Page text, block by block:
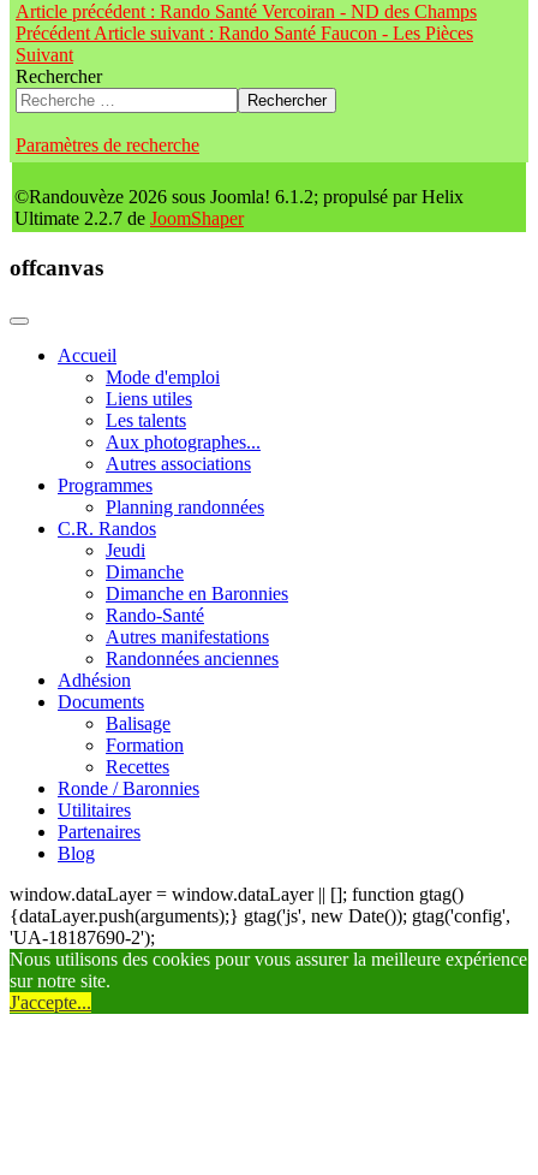
Article précédent : Rando Santé Vercoiran - ND des Champs
Précédent Article suivant : Rando Santé Faucon - Les Pièces
Suivant
Rechercher
Rechercher
Paramètres de recherche
©Randouvèze 2026 sous Joomla! 6.1.2; propulsé par Helix
Ultimate 2.2.7 de JoomShaper
offcanvas
Accueil
Mode d'emploi
Liens utiles
Les talents
Aux photographes...
Autres associations
Programmes
Planning randonnées
C.R. Randos
Jeudi
Dimanche
Dimanche en Baronnies
Rando-Santé
Autres manifestations
Randonnées anciennes
Adhésion
Documents
Balisage
Formation
Recettes
Ronde / Baronnies
Utilitaires
Partenaires
Blog
window.dataLayer = window.dataLayer || []; function gtag()
{dataLayer.push(arguments);} gtag('js', new Date()); gtag('config',
'UA-18187690-2');
Nous utilisons des cookies pour vous assurer la meilleure expérience
sur notre site.
J'accepte...